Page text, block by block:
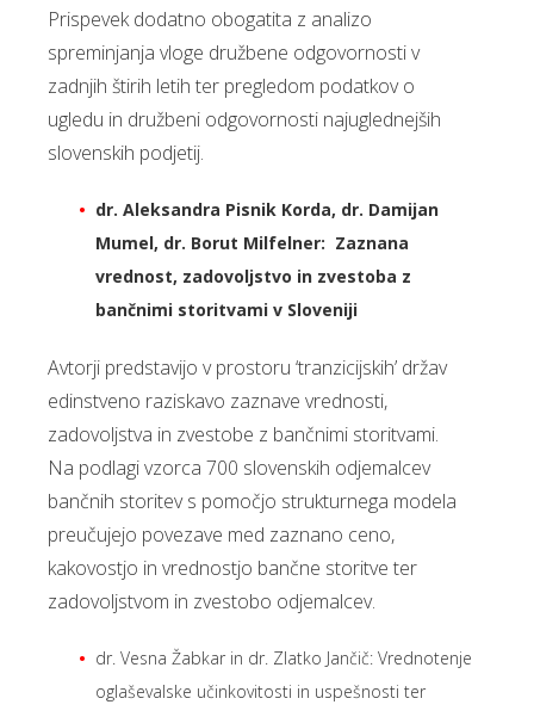
Prispevek dodatno obogatita z analizo
spreminjanja vloge družbene odgovornosti v
zadnjih štirih letih ter pregledom podatkov o
ugledu in družbeni odgovornosti najuglednejših
slovenskih podjetij.
dr. Aleksandra Pisnik Korda, dr. Damijan
Mumel, dr. Borut Milfelner: Zaznana
vrednost, zadovoljstvo in zvestoba z
bančnimi storitvami v Sloveniji
Avtorji predstavijo v prostoru ‘tranzicijskih’ držav
edinstveno raziskavo zaznave vrednosti,
zadovoljstva in zvestobe z bančnimi storitvami.
Na podlagi vzorca 700 slovenskih odjemalcev
bančnih storitev s pomočjo strukturnega modela
preučujejo povezave med zaznano ceno,
kakovostjo in vrednostjo bančne storitve ter
zadovoljstvom in zvestobo odjemalcev.
dr. Vesna Žabkar in dr. Zlatko Jančič: Vrednotenje
oglaševalske učinkovitosti in uspešnosti ter